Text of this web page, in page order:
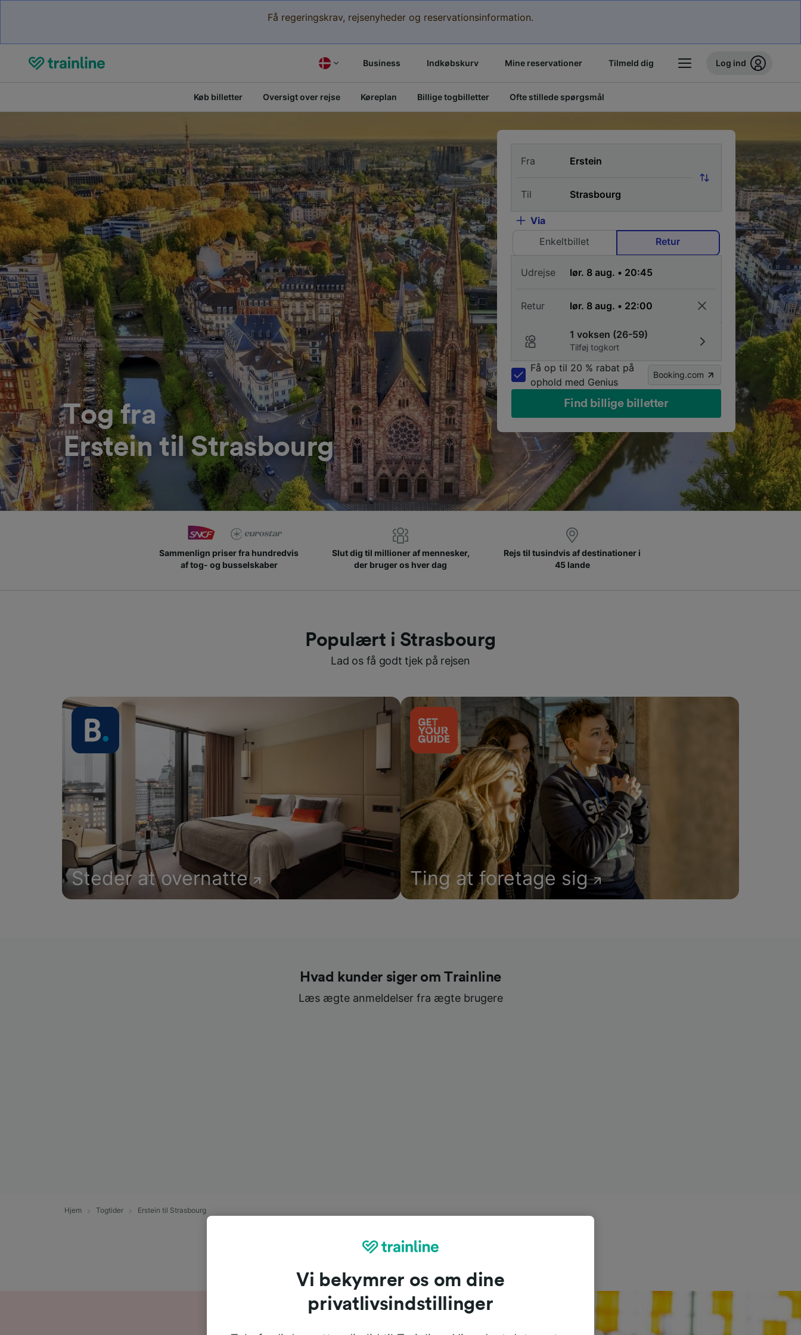
Få regeringskrav, rejsenyheder og reservationsinformation.
Business Indkøbskurv Mine reservationer Tilmeld dig Log ind
Køb billetter Oversigt over rejse Køreplan Billige togbilletter Ofte stillede spørgsmål
Tog fra
Erstein til Strasbourg
Fra
Til
Via
Enkeltbillet
Retur
Udrejse
Retur
1 voksen (26-59)
Tilføj togkort
Få op til 20 % rabat på
ophold med Genius
Booking.com
Find billige billetter
Sammenlign priser fra hundredvis
af tog- og busselskaber
Slut dig til millioner af mennesker,
der bruger os hver dag
Rejs til tusindvis af destinationer i
45 lande
Populært i Strasbourg
Lad os få godt tjek på rejsen
Steder at overnatte Ting at foretage sig
Hvad kunder siger om Trainline
Læs ægte anmeldelser fra ægte brugere
Hjem Togtider Erstein til Strasbourg
Vi bekymrer os om dine
privatlivsindstillinger